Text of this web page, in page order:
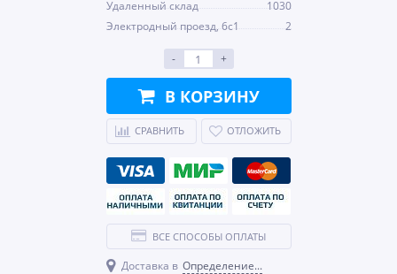
Удаленный склад
1030
Электродный проезд, 6с1
2
- +
В КОРЗИНУ
СРАВНИТЬ ОТЛОЖИТЬ
ВСЕ СПОСОБЫ ОПЛАТЫ
Доставка в Определение...